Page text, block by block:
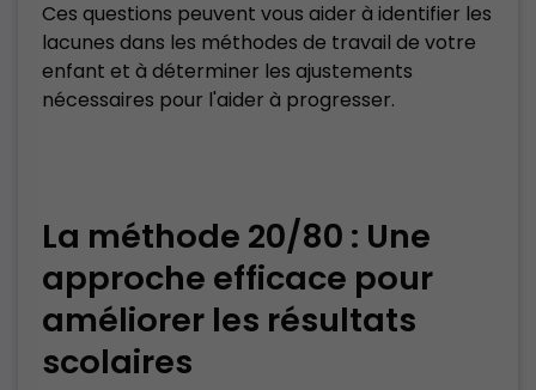
Ces questions peuvent vous aider à identifier les
lacunes dans les méthodes de travail de votre
enfant et à déterminer les ajustements
nécessaires pour l'aider à progresser.
La méthode 20/80 : Une
approche efficace pour
améliorer les résultats
scolaires